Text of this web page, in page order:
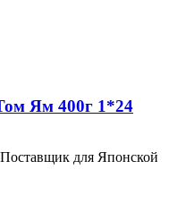
Ям 400г 1*24